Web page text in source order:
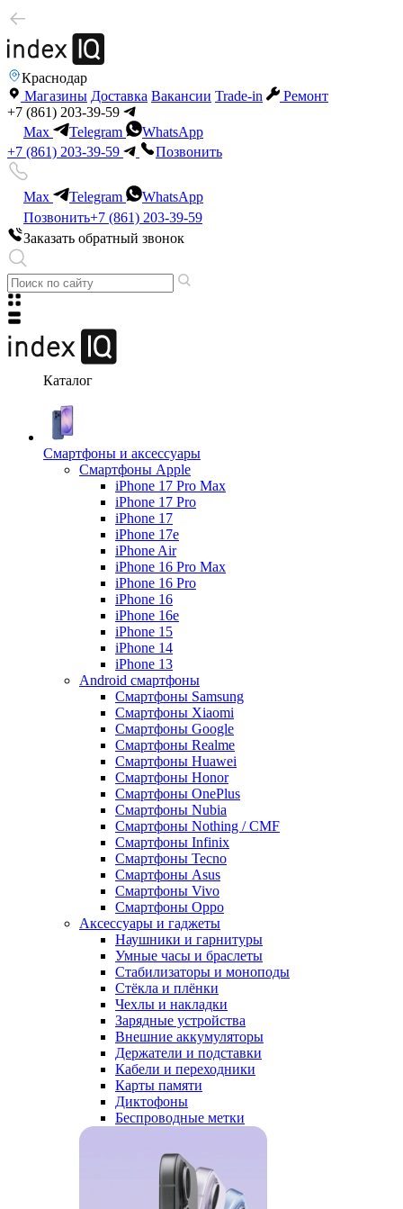
Краснодар
Магазины Доставка Вакансии Trade-in
Ремонт
+7 (861) 203-39-59
Max
Telegram
WhatsApp
+7 (861) 203-39-59
Позвонить
Max Telegram
WhatsApp
Позвонить+7 (861) 203-39-59
Заказать обратный звонок
Каталог
Смартфоны и аксессуары
Смартфоны Apple
iPhone 17 Pro Max
iPhone 17 Pro
iPhone 17
iPhone 17e
iPhone Air
iPhone 16 Pro Max
iPhone 16 Pro
iPhone 16
iPhone 16e
iPhone 15
iPhone 14
iPhone 13
Android cмартфоны
Смартфоны Samsung
Смартфоны Xiaomi
Смартфоны Google
Смартфоны Realme
Смартфоны Huawei
Смартфоны Honor
Смартфоны OnePlus
Смартфоны Nubia
Смартфоны Nothing / CMF
Смартфоны Infinix
Смартфоны Tecno
Смартфоны Asus
Смартфоны Vivo
Смартфоны Oppo
Аксессуары и гаджеты
Наушники и гарнитуры
Умные часы и браслеты
Стабилизаторы и моноподы
Стёкла и плёнки
Чехлы и накладки
Зарядные устройства
Внешние аккумуляторы
Держатели и подставки
Кабели и переходники
Карты памяти
Диктофоны
Беспроводные метки